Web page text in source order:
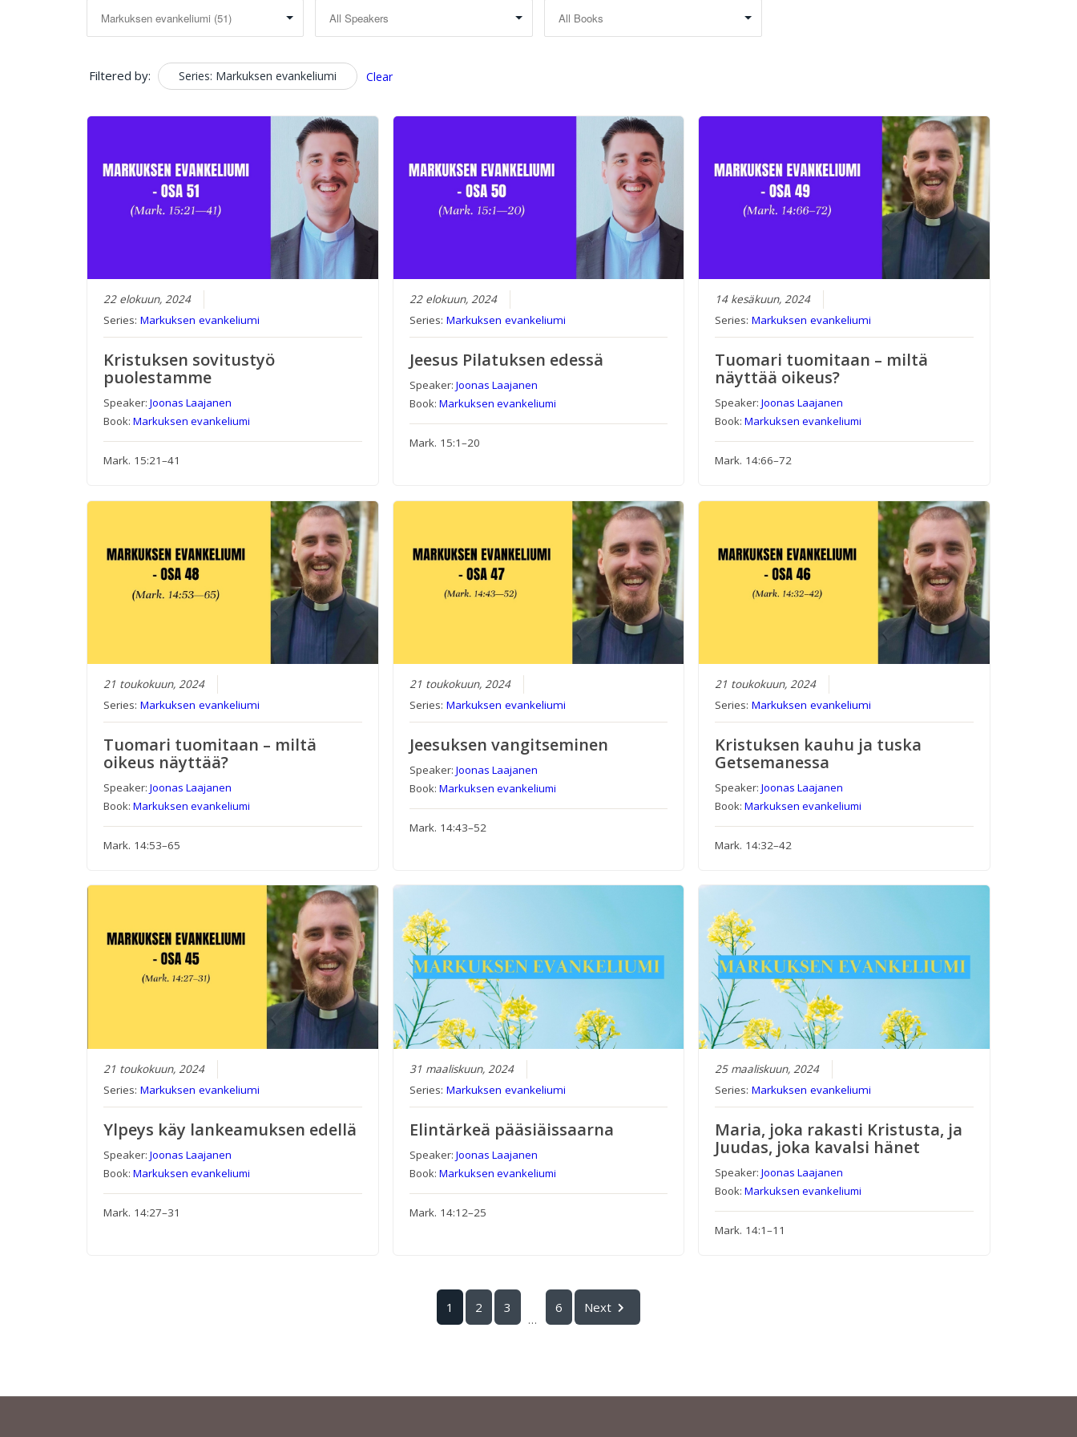
Filtered by: Series: Markuksen evankeliumi Clear
22 elokuun, 2024
Series:Markuksen evankeliumi
Kristuksen sovitustyö
puolestamme
Speaker:Joonas Laajanen
Book:Markuksen evankeliumi
Mark. 15:21–41
22 elokuun, 2024
Series: Markuksen evankeliumi
Jeesus Pilatuksen edessä
Speaker: Joonas Laajanen
Book: Markuksen evankeliumi
Mark. 15:1–20
14 kesäkuun, 2024
Series:Markuksen evankeliumi
Tuomari tuomitaan – miltä
näyttää oikeus?
Speaker:Joonas Laajanen
Book:Markuksen evankeliumi
Mark. 14:66–72
21 toukokuun, 2024
Series:Markuksen evankeliumi
Tuomari tuomitaan – miltä
oikeus näyttää?
Speaker:Joonas Laajanen
Book:Markuksen evankeliumi
Mark. 14:53–65
21 toukokuun, 2024
Series: Markuksen evankeliumi
Jeesuksen vangitseminen
Speaker: Joonas Laajanen
Book: Markuksen evankeliumi
Mark. 14:43–52
21 toukokuun, 2024
Series:Markuksen evankeliumi
Kristuksen kauhu ja tuska
Getsemanessa
Speaker:Joonas Laajanen
Book:Markuksen evankeliumi
Mark. 14:32–42
21 toukokuun, 2024
Series:Markuksen evankeliumi
Ylpeys käy lankeamuksen edellä
Speaker:Joonas Laajanen
Book:Markuksen evankeliumi
Mark. 14:27–31
31 maaliskuun, 2024
Series: Markuksen evankeliumi
Elintärkeä pääsiäissaarna
Speaker: Joonas Laajanen
Book: Markuksen evankeliumi
Mark. 14:12–25
25 maaliskuun, 2024
Series:Markuksen evankeliumi
Maria, joka rakasti Kristusta, ja
Juudas, joka kavalsi hänet
Speaker:Joonas Laajanen
Book:Markuksen evankeliumi
Mark. 14:1–11
1 2 3
...
6 Next